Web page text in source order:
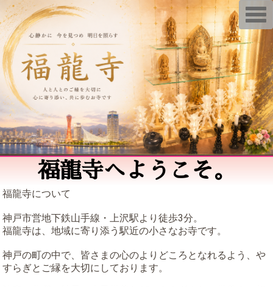
福龍寺へようこそ。
福龍寺について
神戸市営地下鉄山手線・上沢駅より徒歩3分。
福龍寺は、地域に寄り添う駅近の小さなお寺です。
神戸の町の中で、皆さまの心のよりどころとなれるよう、や
すらぎとご縁を大切にしております。
T
o
g
g
l
e
n
a
v
i
g
a
t
i
o
n